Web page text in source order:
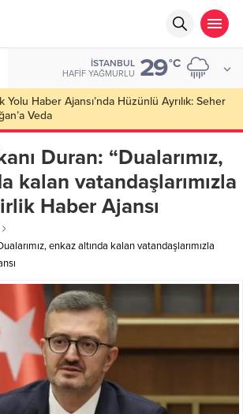
İSTANBUL
HAFIF YAĞMURLU 29°C
Duran: “Dualarımız,
kalan vatandaşlarımızla
Haber Ajansı
enkaz altında kalan vatandaşlarımızla